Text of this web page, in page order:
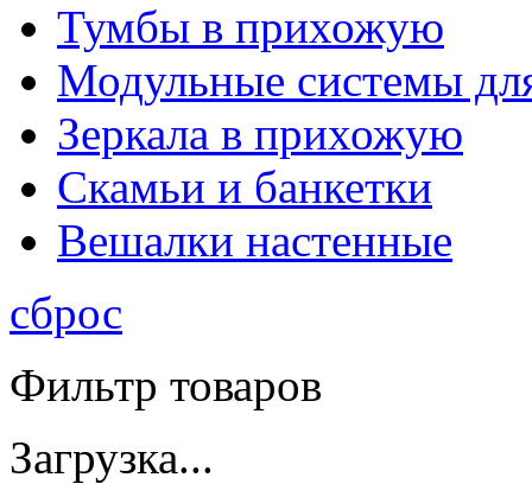
Тумбы в прихожую
Модульные системы
Зеркала в прихожую
Скамьи и банкетки
Вешалки настенные
сброс
Фильтр товаров
Загрузка...